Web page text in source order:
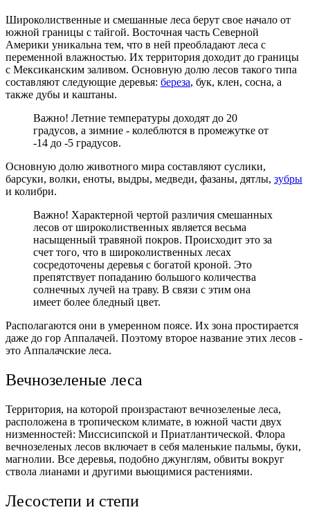
Широколиственные и смешанные леса берут свое начало от
южной границы с тайгой. Восточная часть Северной
Америки уникальна тем, что в ней преобладают леса с
переменной влажностью. Их территория доходит до границы
с Мексиканским заливом. Основную долю лесов такого типа
составляют следующие деревья: береза, бук, клен, сосна, а
также дубы и каштаны.
Важно! Летние температуры доходят до 20
градусов, а зимние - колеблются в промежутке от
-14 до -5 градусов.
Основную долю животного мира составляют суслики,
барсуки, волки, еноты, выдры, медведи, фазаны, дятлы, зубры
и колибри.
Важно! Характерной чертой различия смешанных
лесов от широколиственных является весьма
насыщенный травяной покров. Происходит это за
счет того, что в широколиственных лесах
сосредоточены деревья с богатой кроной. Это
препятствует попаданию большого количества
солнечных лучей на траву. В связи с этим она
имеет более бледный цвет.
Располагаются они в умеренном поясе. Их зона простирается
даже до гор Аппалачей. Поэтому второе название этих лесов -
это Аппалачские леса.
Вечнозеленые леса
Территория, на которой произрастают вечнозеленые леса,
расположена в тропическом климате, в южной части двух
низменностей: Миссисипской и Приатлантической. Флора
вечнозеленых лесов включает в себя маленькие пальмы, буки,
магнолии. Все деревья, подобно джунглям, обвиты вокруг
ствола лианами и другими вьющимися растениями.
Лесостепи и степи